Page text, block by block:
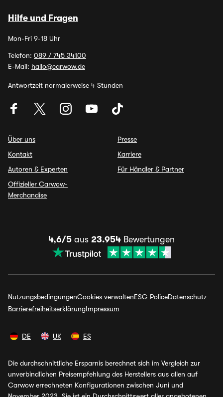
Hilfe und Fragen
Mon-Fri 9-18 Uhr
Telefon: 089 / 745 34100
E-Mail: hallo@carwow.de
Antwortzeit normalerweise 4 Stunden
Über uns
Kontakt
Autoren & Experten
Offizieller Carwow-
Merchandise
Presse
Karriere
Für Händler & Partner
4,6/5 aus 23.954 Bewertungen
NutzungsbedingungenCookies verwaltenESG PoliceDatenschutz
BarrierefreiheitserklärungImpressum
DE UK ES
Die durchschnittliche Ersparnis berechnet sich im Vergleich zur
unverbindlichen Preisempfehlung des Herstellers aus allen auf
Carwow errechneten Konfigurationen zwischen Juni und